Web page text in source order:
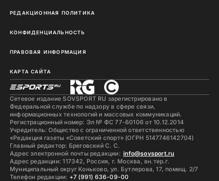
РЕДАКЦИОННАЯ ПОЛИТИКА
КОНФИДЕНЦИАЛЬНОСТЬ
ПРАВОВАЯ ИНФОРМАЦИЯ
КАРТА САЙТА
Сетевое издание SOVSPORT RU зарегистрировано в
Федеральной службе по надзору в сфере связи,
информационных технологий и массовых коммуникаций.
Регистрационный номер: Эл № ФС 77-60106 от 10.12.2014
Учредитель: Общество с ограниченной ответственностью
«Редакция газеты «Советский спорт» (ОГРН 5147746142704)
Главный редактор: Бреговский С. С.
Адрес электронной почты редакции: info@sovsport.ru
Адрес редакции: 117342, Россия, г. Москва, вн.тер.г.
Муниципальный округ Коньково, ул. Бутлерова, 17, помещ. 2/7
Телефон редакции: +7 (991) 636-09-00